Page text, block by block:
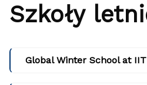
Szkoły
Global Winter School at